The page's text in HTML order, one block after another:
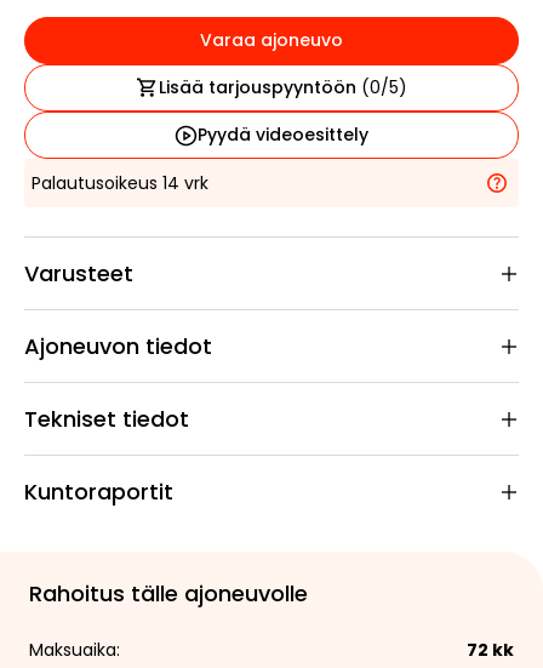
Varaa ajoneuvo
Lisää tarjouspyyntöön (0/5)
Pyydä videoesittely
Palautusoikeus 14 vrk
Varusteet
Ajoneuvon tiedot
Tekniset tiedot
Kuntoraportit
Rahoitus tälle ajoneuvolle
Maksuaika: 72 kk